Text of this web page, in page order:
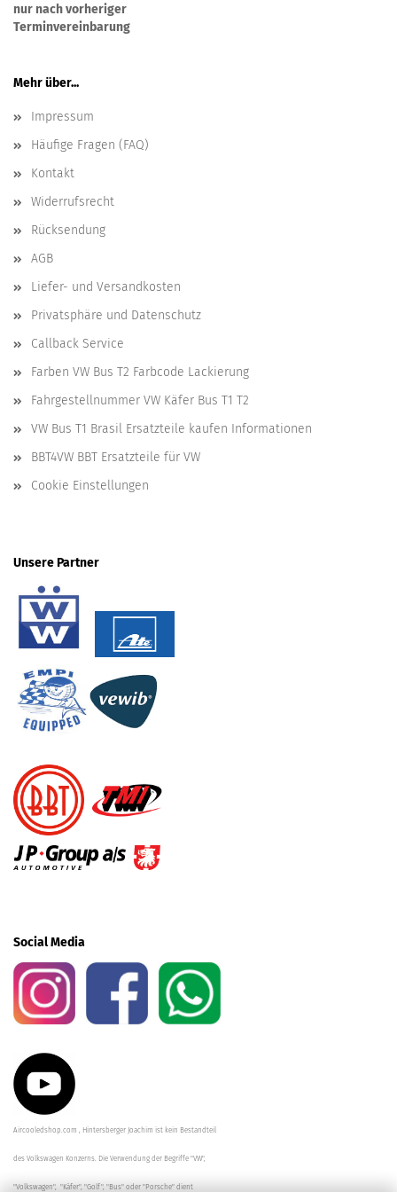
nur nach vorheriger
Terminvereinbarung
Mehr über...
Impressum
Häufige Fragen (FAQ)
Kontakt
Widerrufsrecht
Rücksendung
AGB
Liefer- und Versandkosten
Privatsphäre und Datenschutz
Callback Service
Farben VW Bus T2 Farbcode Lackierung
Fahrgestellnummer VW Käfer Bus T1 T2
VW Bus T1 Brasil Ersatzteile kaufen Informationen
BBT4VW BBT Ersatzteile für VW
Cookie Einstellungen
Unsere Partner
Social Media
Aircooledshop.com , Hintersberger Joachim ist kein Bestandteil
des Volkswagen Konzerns. Die Verwendung der Begriffe "VW",
"Volkswagen", "Käfer", "Golf", "Bus" oder "Porsche" dient